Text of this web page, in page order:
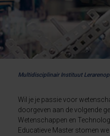
Multidisciplinair Instituut
Wil je je passie voor
doorgeven aan de volgende
Wetenschappen en
Educatieve Master stomen